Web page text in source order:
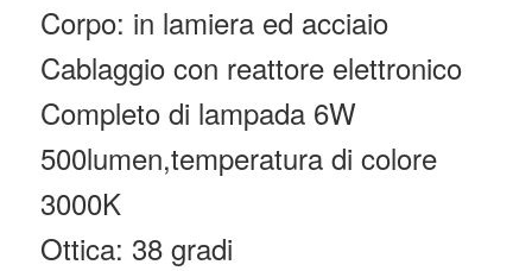
Corpo: in lamiera ed acciaio
Cablaggio con reattore elettronico
Completo di lampada 6W
500lumen,temperatura di colore
3000K
Ottica: 38 gradi